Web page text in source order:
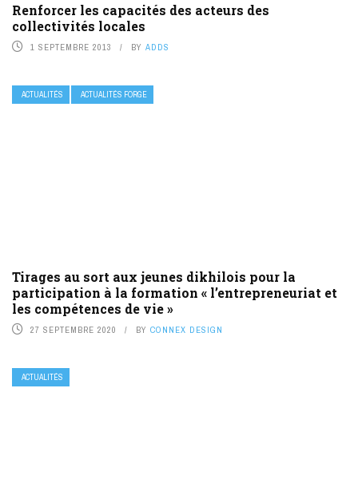
Renforcer les capacités des acteurs des
collectivités locales
1 SEPTEMBRE 2013 BY ADDS
ACTUALITÉS ACTUALITÉS FORGE
Tirages au sort aux jeunes dikhilois pour la
participation à la formation « l’entrepreneuriat et
les compétences de vie »
27 SEPTEMBRE 2020 BY CONNEX DESIGN
ACTUALITÉS